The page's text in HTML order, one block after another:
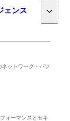
ェンス
ネットワーク・パフ
ォーマンスとセキ